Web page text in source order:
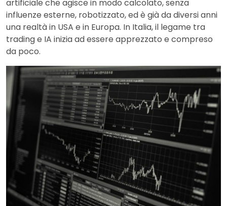
artificiale che agisce in modo calcolato, senza
influenze esterne, robotizzato, ed è già da diversi anni
una realtà in USA e in Europa. In Italia, il legame tra
trading e IA inizia ad essere apprezzato e compreso
da poco.